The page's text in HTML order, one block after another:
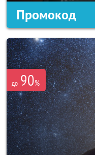
Промокод
до 90%